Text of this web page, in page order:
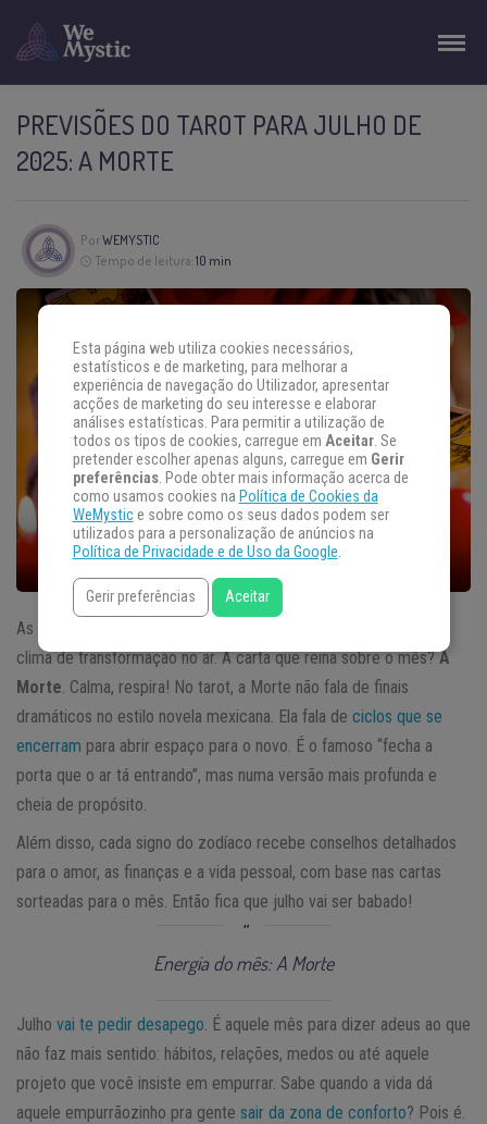
PREVISÕES DO TAROT PARA JULHO DE
2025: A MORTE
PorWEMYSTIC
Tempo de leitura:10 min
As
clima de transformação no ar. A carta que reina sobre o mês?A
Morte . Calma, respira! No tarot, a Morte não fala de finais
dramáticos no estilo novela mexicana. Ela fala de ciclos que se
encerram para abrir espaço para o novo. É o famoso “fecha a
porta que o ar tá entrando”, mas numa versão mais profunda e
cheia de propósito.
Além disso, cada signo do zodíaco recebe conselhos detalhados
para o amor, as finanças e a vida pessoal, com base nas cartas
sorteadas para o mês. Então fica que julho vai ser babado!
Energia do mês: A Morte
Julho vai te pedir desapego . É aquele mês para dizer adeus ao que
não faz mais sentido: hábitos, relações, medos ou até aquele
projeto que você insiste em empurrar. Sabe quando a vida dá
aquele empurrãozinho pra gente sair da zona de conforto? Pois é.
Esta página web utiliza cookies necessários,
estatísticos e de marketing, para melhorar a
experiência de navegação do Utilizador, apresentar
acções de marketing do seu interesse e elaborar
análises estatísticas. Para permitir a utilização de
todos os tipos de cookies, carregue em Aceitar. Se
pretender escolher apenas alguns, carregue em Gerir
preferências. Pode obter mais informação acerca de
como usamos cookies na Política de Cookies da
WeMystice sobre como os seus dados podem ser
utilizados para a personalização de anúncios na
Política de Privacidade e de Uso da Google.
Gerir preferências Aceitar